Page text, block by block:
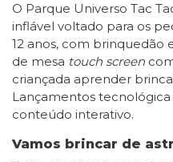
O Parque Universo Tac
inflável voltado para os
12 anos, com brinquedão
de mesa touch screen
criançada aprender
Lançamentos
conteúdo interativo.
Vamos brincar de